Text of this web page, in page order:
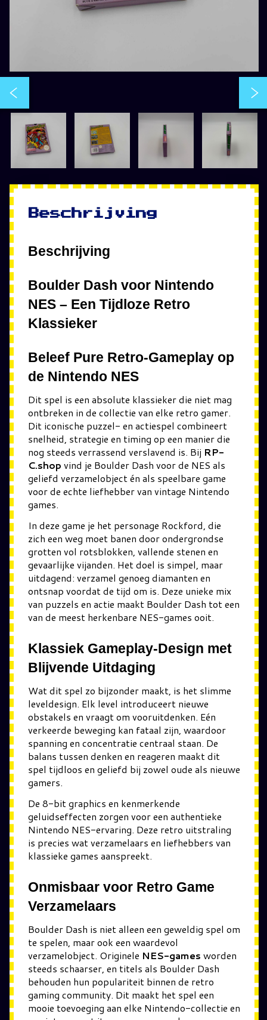
Beschrijving
Beschrijving
Boulder Dash voor Nintendo
NES – Een Tijdloze Retro
Klassieker
Beleef Pure Retro-Gameplay op
de Nintendo NES
Dit spel is een absolute klassieker die niet mag
ontbreken in de collectie van elke retro gamer.
Dit iconische puzzel- en actie­spel combineert
snelheid, strategie en timing op een manier die
nog steeds verrassend verslavend is. Bij RP-
C.shop vind je Boulder Dash voor de NES als
geliefd verzamelobject én als speelbare game
voor de echte liefhebber van vintage Nintendo
games.
In deze game je het personage Rockford, die
zich een weg moet banen door ondergrondse
grotten vol rotsblokken, vallende stenen en
gevaarlijke vijanden. Het doel is simpel, maar
uitdagend: verzamel genoeg diamanten en
ontsnap voordat de tijd om is. Deze unieke mix
van puzzels en actie maakt Boulder Dash tot een
van de meest herkenbare NES-games ooit.
Klassiek Gameplay-Design met
Blijvende Uitdaging
Wat dit spel zo bijzonder maakt, is het slimme
leveldesign. Elk level introduceert nieuwe
obstakels en vraagt om vooruitdenken. Eén
verkeerde beweging kan fataal zijn, waardoor
spanning en concentratie centraal staan. De
balans tussen denken en reageren maakt dit
spel tijdloos en geliefd bij zowel oude als nieuwe
gamers.
De 8-bit graphics en kenmerkende
geluidseffecten zorgen voor een authentieke
Nintendo NES-ervaring. Deze retro uitstraling
is precies wat verzamelaars en liefhebbers van
klassieke games aanspreekt.
Onmisbaar voor Retro Game
Verzamelaars
Boulder Dash is niet alleen een geweldig spel om
te spelen, maar ook een waardevol
verzamelobject. Originele NES-games worden
steeds schaarser, en titels als Boulder Dash
behouden hun populariteit binnen de retro
gaming community. Dit maakt het spel een
mooie toevoeging aan elke Nintendo-collectie en